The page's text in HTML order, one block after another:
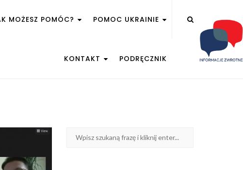
MOŻESZ POMÓC? POMOC UKRAINIE
KONTAKT PODRĘCZNIK